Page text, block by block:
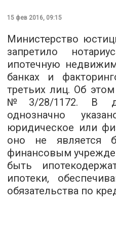
15 фев 2016, 09:15
Министерство
запретило
ипотечную
банках и
третьих лиц. Об
№3/28/1172. В
однозначно
юридическое или
оно не является
финансовым
быть
ипотеки,
обязательства по